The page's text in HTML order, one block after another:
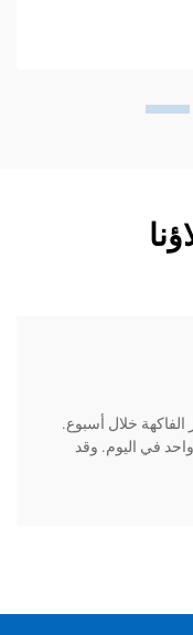
الفاكهة خلال أسبوع.
هو 100 دولار لكل واحد في اليوم. وقد